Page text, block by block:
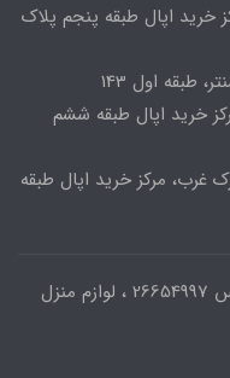
مرکز خرید اپال طبقه پنجم پلاک
خرید اپال طبقه ششم
غرب، مرکز خرید اپال طبقه
کوله و چمدان 26350784 ، لباس 26654997 ، لوازم منزل